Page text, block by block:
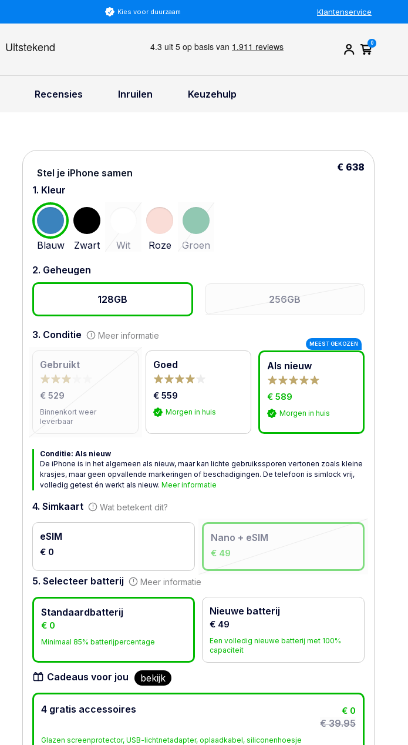
Kies voor duurzaam Klantenservice
0
Recensies Inruilen Keuzehulp
Stel je iPhone samen
€ 638
1. Kleur
Blauw Zwart Wit Roze Groen
2. Geheugen
128GB 256GB
3. Conditie Meer informatie
Gebruikt
€ 529
Binnenkort weer
leverbaar
Goed
€ 559
Morgen in huis
Als nieuw
MEEST GEKOZEN
€ 589
Morgen in huis
Conditie: Als nieuw
De iPhone is in het algemeen als nieuw, maar kan lichte gebruikssporen vertonen zoals kleine
krasjes, maar geen opvallende markeringen of beschadigingen. De telefoon is simlock vrij,
volledig getest én werkt als nieuw. Meer informatie
4. Simkaart Wat betekent dit?
eSIM
€ 0
Nano + eSIM
€ 49
5. Selecteer batterij Meer informatie
Standaardbatterij
€ 0
Minimaal 85% batterijpercentage
Nieuwe batterij
€ 49
Een volledig nieuwe batterij met 100%
capaciteit
Cadeaus voor jou bekijk
4 gratis accessoires € 0
€ 39.95
Glazen screenprotector, USB-lichtnetadapter, oplaadkabel, siliconenhoesje